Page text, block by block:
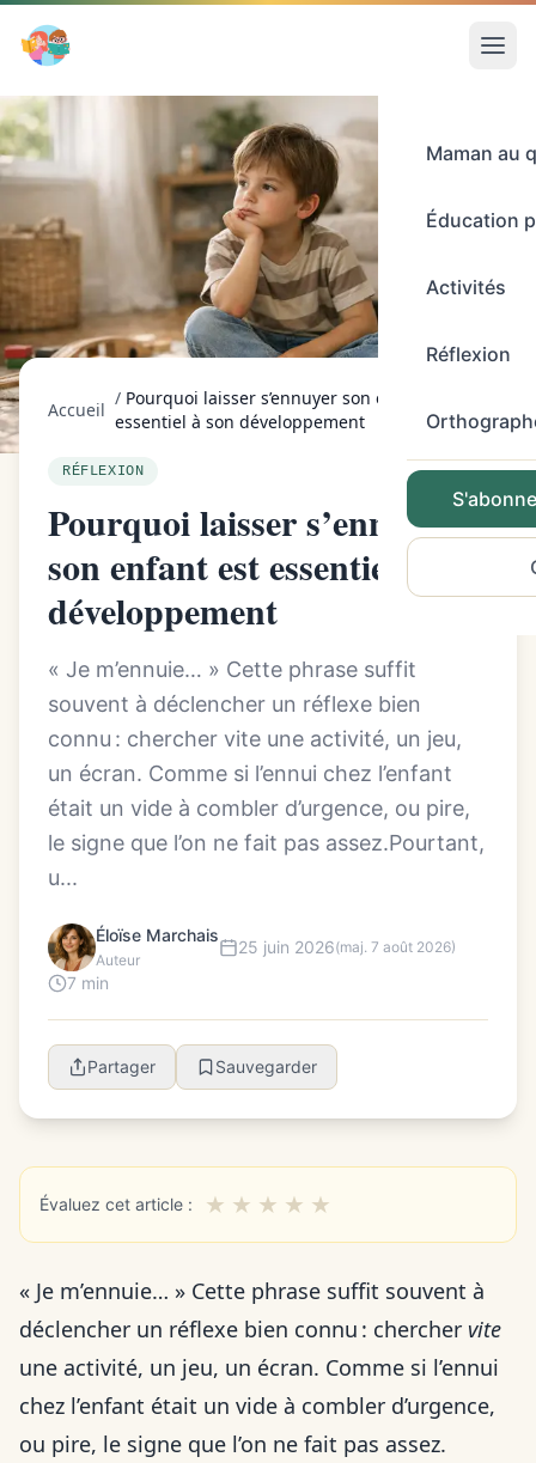
Maman au
Éducation
Activités
Réflexion
Accueil
/ Pourquoi laisser s’ennuyer son enfant est
essentiel à son développement
RÉFLEXION
Pourquoi laisser s’ennuyer
son enfant est essentiel à son
développement
« Je m’ennuie… » Cette phrase suffit
souvent à déclencher un réflexe bien
connu : chercher vite une activité, un jeu,
un écran. Comme si l’ennui chez l’enfant
était un vide à combler d’urgence, ou pire,
le signe que l’on ne fait pas assez.Pourtant,
u...
Éloïse Marchais
Auteur
25 juin 2026(maj. 7 août 2026)
7 min
Partager Sauvegarder
Évaluez cet article : ★ ★ ★ ★ ★
« Je m’ennuie… » Cette phrase suffit souvent à
déclencher un réflexe bien connu : chercher vite
une activité, un jeu, un écran. Comme si l’ennui
chez l’enfant était un vide à combler d’urgence,
ou pire, le signe que l’on ne fait pas assez.